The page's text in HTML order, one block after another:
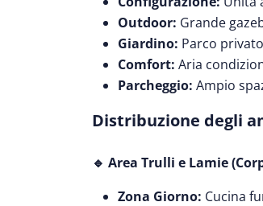
Outdoor: Grande
Giardino: Parco
Comfort: Aria
Parcheggio: Ampio
Distribuzione degli
🔹 Area Trulli e Lamie
Zona Giorno: Cucina